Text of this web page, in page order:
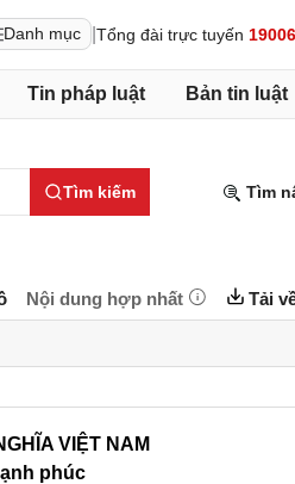
Danh mục Tổng đài trực tuyến
Tin pháp luật Bản tin luật
Tìm kiếm Tìm
Nội dung hợp nhất Tải
VIỆT NAM
phúc